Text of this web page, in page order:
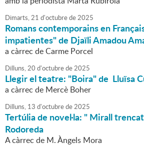
Dimarts,21 d'octubrede2025
Romans contemporains en
impatientes" de Djaïli Amadou
a càrrec de Carme Porcel
Dilluns,20 d'octubrede2025
Llegir el teatre: "Boira" de Lluïsa
a càrrec de Mercè Boher
Dilluns, 13 d'octubrede2025
Tertúlia de novel·la: " Mirall
Rodoreda
A càrrec de M. Àngels Mora